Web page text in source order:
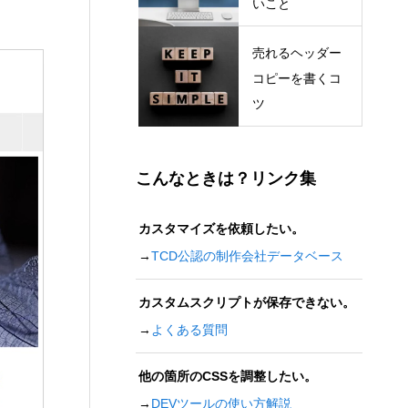
いこと
売れるヘッダー
コピーを書くコ
ツ
こんなときは？リンク集
カスタマイズを依頼したい。
→TCD公認の制作会社データベース
カスタムスクリプトが保存できない。
→ よくある質問
他の箇所のCSSを調整したい。
→ DEVツールの使い方解説